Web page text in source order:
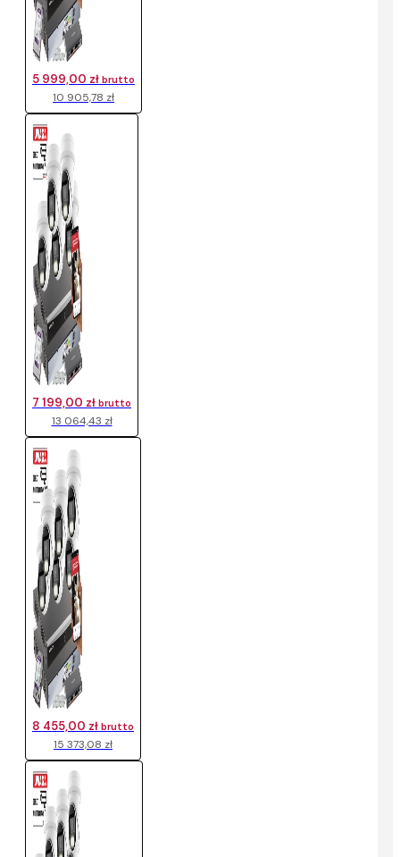
10 905,78 zł
5 999,00 zł brutto
13 064,43 zł
7 199,00 zł brutto
15 373,08 zł
8 455,00 zł brutto